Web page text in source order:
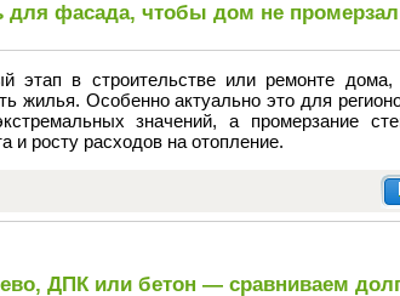
для фасада, чтобы дом не
в строительстве или ремонте дома,
жилья. Особенно актуально это для
значений, а промерзание
и росту расходов на отопление.
ДПК или бетон — сравниваем